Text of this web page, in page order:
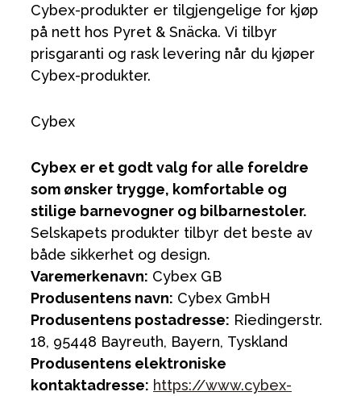
Cybex-produkter er tilgjengelige for kjøp
på nett hos Pyret & Snäcka. Vi tilbyr
prisgaranti og rask levering når du kjøper
Cybex-produkter.
Cybex
Cybex er et godt valg for alle foreldre
som ønsker trygge, komfortable og
stilige barnevogner og bilbarnestoler.
Selskapets produkter tilbyr det beste av
både sikkerhet og design.
Varemerkenavn: Cybex GB
Produsentens navn: Cybex GmbH
Produsentens postadresse: Riedingerstr.
18, 95448 Bayreuth, Bayern, Tyskland
Produsentens elektroniske
kontaktadresse: https://www.cybex-